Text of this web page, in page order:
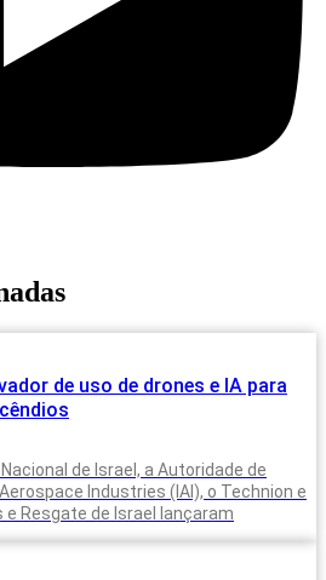
de uso de drones e IA para
de Israel, a Autoridade de
Industries (IAI), o Technion e
Resgate de Israel lançaram